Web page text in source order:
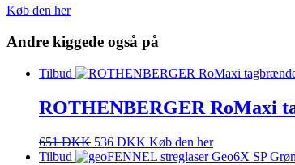
Køb den her
Andre kiggede også på
Tilbud
ROTHENBERGER RoMaxi
651DKK 536 DKK Køb den her
Tilbud